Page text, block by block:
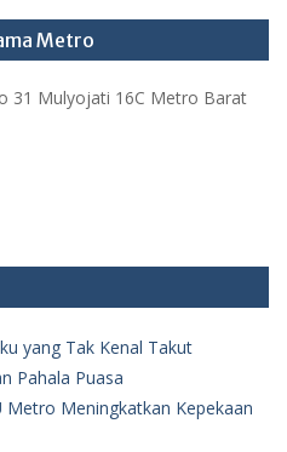
Metro
31 Mulyojati 16C Metro Barat
yang Tak Kenal Takut
Pahala Puasa
Metro Meningkatkan Kepekaan